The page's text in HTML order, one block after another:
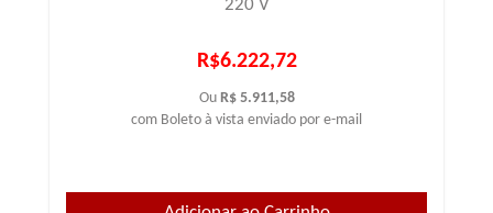
220 V
R$6.222,72
Ou R$ 5.911,58
com Boleto à vista enviado por e-mail